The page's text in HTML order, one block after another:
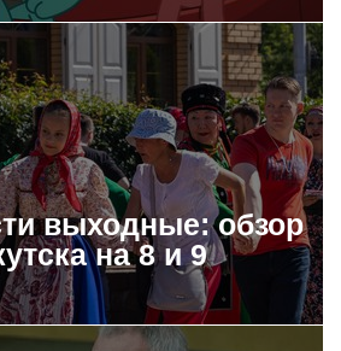
выходные: обзор
на 8 и 9